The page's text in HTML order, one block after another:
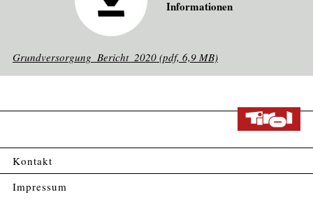
Informationen
Grundversorgung_Bericht_2020 (pdf, 6,9 MB)
Kontakt
Impressum